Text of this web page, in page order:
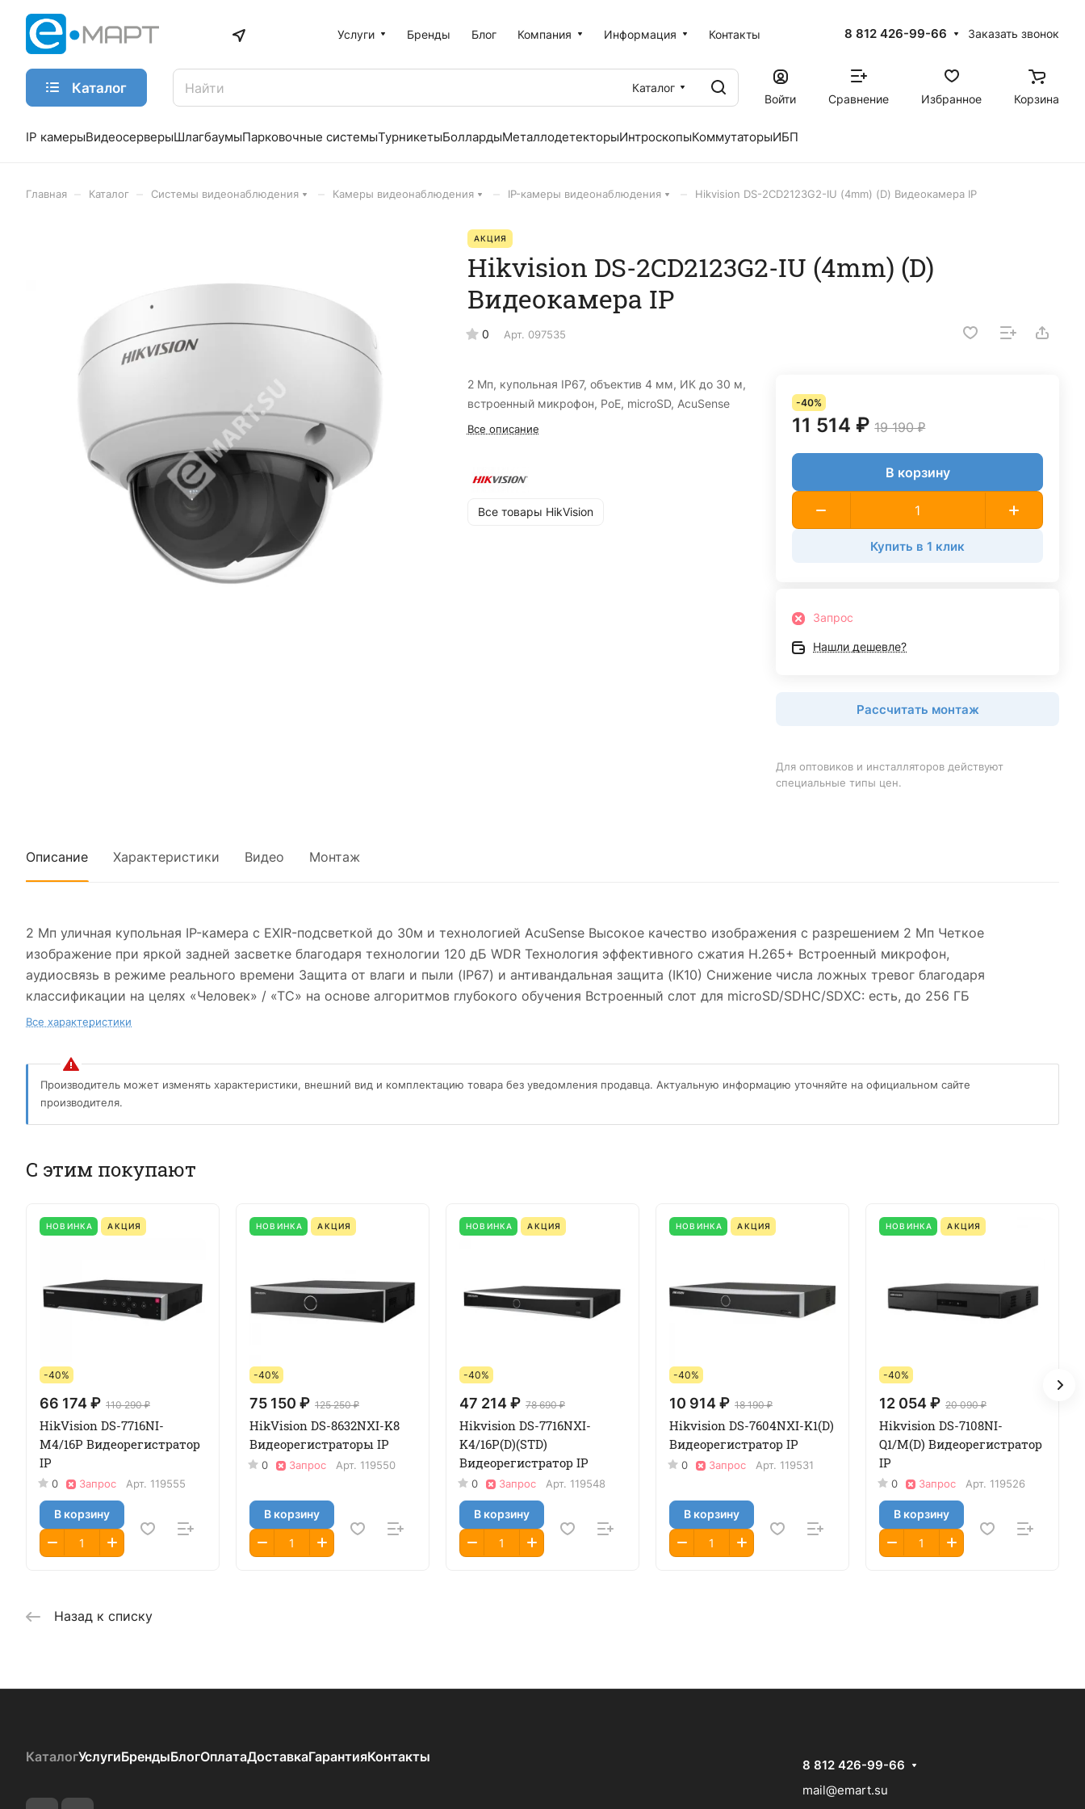
Услуги Бренды Блог Компания Информация Контакты 8 812 426-99-66 Заказать звонок
Каталог
Каталог
Войти
Сравнение Избранное Корзина
IP камерыВидеосерверыШлагбаумыПарковочные системыТурникетыБоллардыМеталлодетекторыИнтроскопыКоммутаторыИБП
Главная Каталог Системы видеонаблюдения Камеры видеонаблюдения IP-камеры видеонаблюдения Hikvision DS-2CD2123G2-IU (4mm) (D) Видеокамера IP
АКЦИЯ
Hikvision DS-2CD2123G2-IU (4mm) (D)
Видеокамера IP
0 Арт. 097535
2 Мп, купольная IP67, объектив 4 мм, ИК до 30 м,
встроенный микрофон, PoE, microSD, AcuSense
Все описание
Все товары HikVision
-40%
11 514 ₽ 19 190 ₽
В корзину
Купить в 1 клик
Запрос
Нашли дешевле?
Рассчитать монтаж
Для оптовиков и инсталляторов действуют
специальные типы цен.
Описание Характеристики Видео Монтаж
2 Мп уличная купольная IP-камера с EXIR-подсветкой до 30м и технологией AcuSense Высокое качество изображения с разрешением 2 Мп Четкое
изображение при яркой задней засветке благодаря технологии 120 дБ WDR Технология эффективного сжатия H.265+ Встроенный микрофон,
аудиосвязь в режиме реального времени Защита от влаги и пыли (IP67) и антивандальная защита (IK10) Снижение числа ложных тревог благодаря
классификации на целях «Человек» / «ТС» на основе алгоритмов глубокого обучения Встроенный слот для microSD/SDHC/SDXC: есть, до 256 ГБ
Все характеристики
Производитель может изменять характеристики, внешний вид и комплектацию товара без уведомления продавца. Актуальную информацию уточняйте на официальном сайте
производителя.
С этим покупают
НОВИНКА АКЦИЯ
-40%
66 174 ₽ 110 290 ₽
HikVision DS-7716NI-
M4/16P Видеорегистратор
IP
0 Запрос Арт. 119555
В корзину
НОВИНКА АКЦИЯ
-40%
75 150 ₽ 125 250 ₽
HikVision DS-8632NXI-K8
Видеорегистраторы IP
0 Запрос Арт. 119550
В корзину
НОВИНКА АКЦИЯ
-40%
47 214 ₽ 78 690 ₽
Hikvision DS-7716NXI-
K4/16P(D)(STD)
Видеорегистратор IP
0 Запрос Арт. 119548
В корзину
НОВИНКА АКЦИЯ
-40%
10 914 ₽ 18 190 ₽
Hikvision DS-7604NXI-K1(D)
Видеорегистратор IP
0 Запрос Арт. 119531
В корзину
НОВИНКА АКЦИЯ
-40%
12 054 ₽ 20 090 ₽
Hikvision DS-7108NI-
Q1/M(D) Видеорегистратор
IP
0 Запрос Арт. 119526
В корзину
Назад к списку
КаталогУслугиБрендыБлогОплатаДоставкаГарантияКонтакты
8 812 426-99-66
mail@emart.su